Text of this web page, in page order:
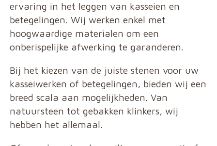
ervaring in het leggen van kasseien en
betegelingen. Wij werken enkel met
hoogwaardige materialen om een
onberispelijke afwerking te garanderen.
Bij het kiezen van de juiste stenen voor uw
kasseiwerken of betegelingen, bieden wij een
breed scala aan mogelijkheden. Van
natuursteen tot gebakken klinkers, wij
hebben het allemaal.